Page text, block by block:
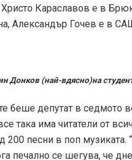
Караславов е в
Александър Гочев е в
Донков (най-вдясно)на
беше депутат в седмото
така има читатели от
песни в поп музиката.
печално се шегува, че